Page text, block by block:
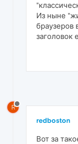
Из ныне
браузеров
заголовок
R
redboston
Вот за